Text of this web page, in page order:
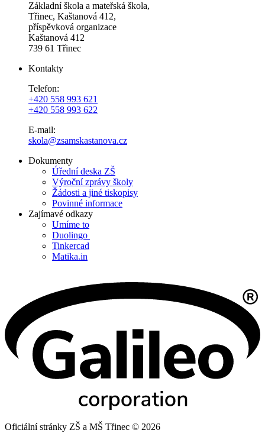
Základní škola a mateřská škola,
Třinec, Kaštanová 412,
příspěvková organizace
Kaštanová 412
739 61 Třinec
Kontakty
Telefon:
+420 558 993 621
+420 558 993 622
E-mail:
skola@zsamskastanova.cz
Dokumenty
Úřední deska ZŠ
Výroční zprávy školy
Žádosti a jiné tiskopisy
Povinné informace
Zajímavé odkazy
Umíme to
Duolingo
Tinkercad
Matika.in
Oficiální stránky ZŠ a MŠ Třinec © 2026